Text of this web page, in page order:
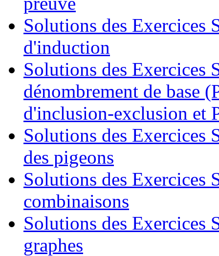
Solutions des Exercices
d'induction
Solutions des Exercices
dénombrement de base
d'inclusion-exclusion et
Solutions des Exercices
des pigeons
Solutions des Exercices
combinaisons
Solutions des Exercices
graphes